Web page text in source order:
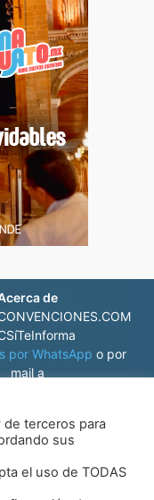
de
por WhatsAppo por
mail a
de terceros para
sus
el uso de TODAS